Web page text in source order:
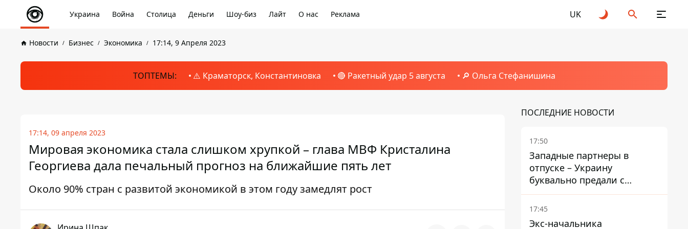
Украина Война Столица Деньги Шоу-биз Лайт О нас Реклама UK
Новости Бизнес Экономика 17:14, 9 Апреля 2023
ТОПТЕМЫ: ⚠️ Краматорск, Константиновка 🔴 Ракетный удар 5 августа 🔎 Ольга Стефанишина
17:14, 09 апреля 2023
Мировая экономика стала слишком хрупкой – глава МВФ Кристалина
Георгиева дала печальный прогноз на ближайшие пять лет
Около 90% стран с развитой экономикой в этом году замедлят рост
ПОСЛЕДНИЕ НОВОСТИ
17:50
Западные партнеры в
отпуске – Украину
буквально предали с
ракетами к Patriot – эксперт
Мусиенко
17:45
Экс-начальника